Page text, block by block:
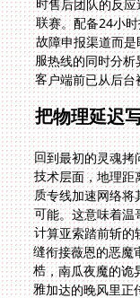
联赛。配备24小
客户端前已从后台
把物理延迟
回到最初的灵魂
技术层面，地理
质专线加速网络
可能。这意味着
计算亚索踏前斩
缝衔接薇恩的恶
梏，南瓜夜魔的
雅加达的晚风里